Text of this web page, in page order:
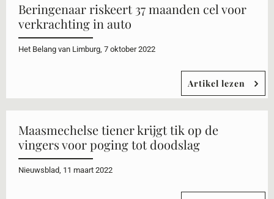
Beringenaar riskeert 37 maanden cel voor
verkrachting in auto
Het Belang van Limburg, 7 oktober 2022
Artikel lezen
Maasmechelse tiener krijgt tik op de
vingers voor poging tot doodslag
Nieuwsblad, 11 maart 2022